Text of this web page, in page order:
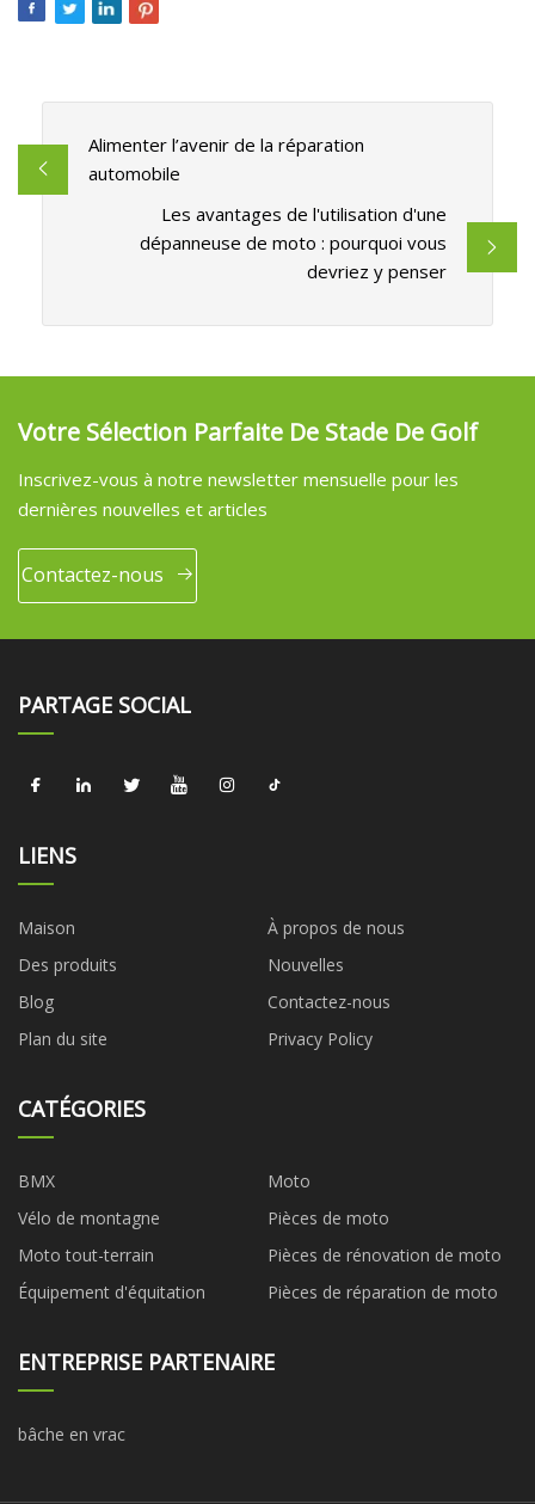
Alimenter l’avenir de la réparation
automobile
Les avantages de l'utilisation d'une
dépanneuse de moto : pourquoi vous
devriez y penser
Votre Sélection Parfaite De Stade De Golf
Inscrivez-vous à notre newsletter mensuelle pour les
dernières nouvelles et articles
Contactez-nous
PARTAGE SOCIAL
LIENS
Maison
À propos de nous
Des produits
Nouvelles
Blog
Contactez-nous
Plan du site
Privacy Policy
CATÉGORIES
BMX
Moto
Vélo de montagne
Pièces de moto
Moto tout-terrain
Pièces de rénovation de moto
Équipement d'équitation
Pièces de réparation de moto
ENTREPRISE PARTENAIRE
bâche en vrac